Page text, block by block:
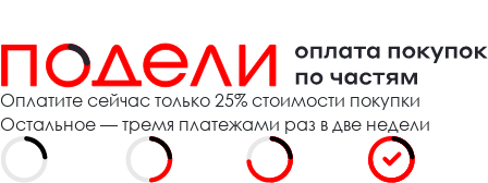
Оплатите сейчас только 25% стоимости покупки
Остальное — тремя платежами раз в две недели